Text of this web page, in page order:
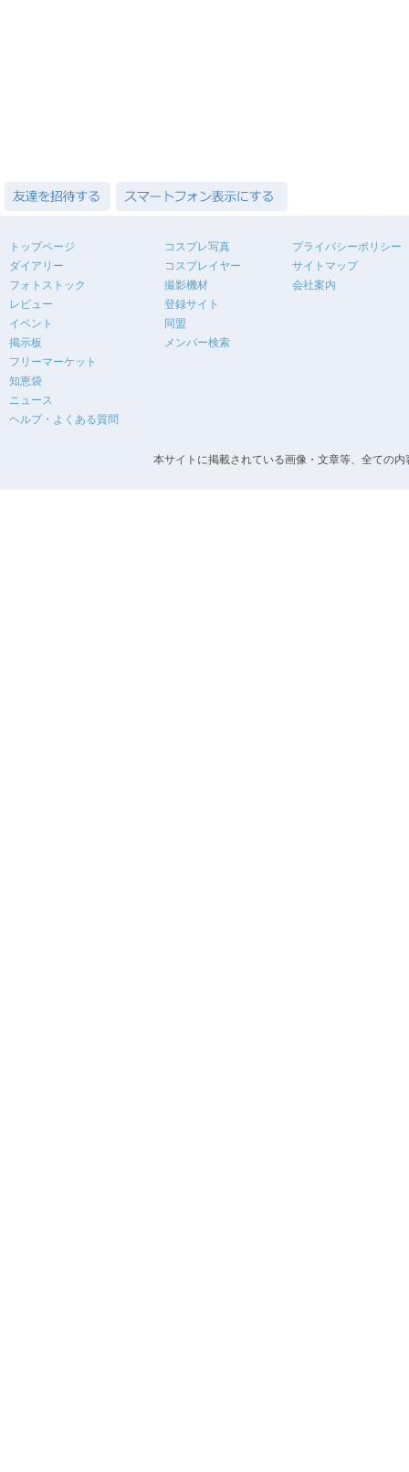
トップページ
ダイアリー
フォトストック
レビュー
イベント
掲示板
フリーマーケット
知恵袋
ニュース
ヘルプ・よくある質問
コスプレ写真
コスプレイヤー
撮影機材
登録サイト
同盟
メンバー検索
プライバシーポリシー
サイトマップ
会社案内
本サイトに掲載されている画像・文章等、全ての